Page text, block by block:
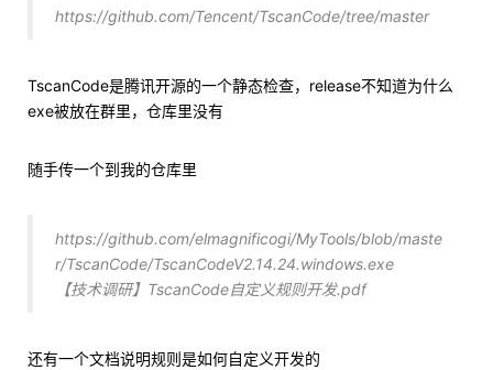
https://github.com/Tencent/TscanCode/tree/master
TscanCode是腾讯开源的一个静态检查，release不知道为什么
exe被放在群里，仓库里没有
随手传一个到我的仓库里
https://github.com/elmagnificogi/MyTools/blob/maste
r/TscanCode/TscanCodeV2.14.24.windows.exe
【技术调研】TscanCode自定义规则开发.pdf
还有一个文档说明规则是如何自定义开发的